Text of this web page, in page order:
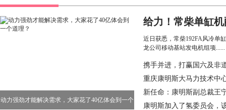
动力强劲才能解决需求，大家花了40亿体会到一个
给力！常柴单缸
站发电机组增量
近日获悉，常柴192FA风冷单
龙公司移动基站发电机组项......
携手并进，打赢国六及非
重庆康明斯大马力技术中
点火
新任命：康明斯副总裁王
部件业务
康明斯加入了氢委员会，